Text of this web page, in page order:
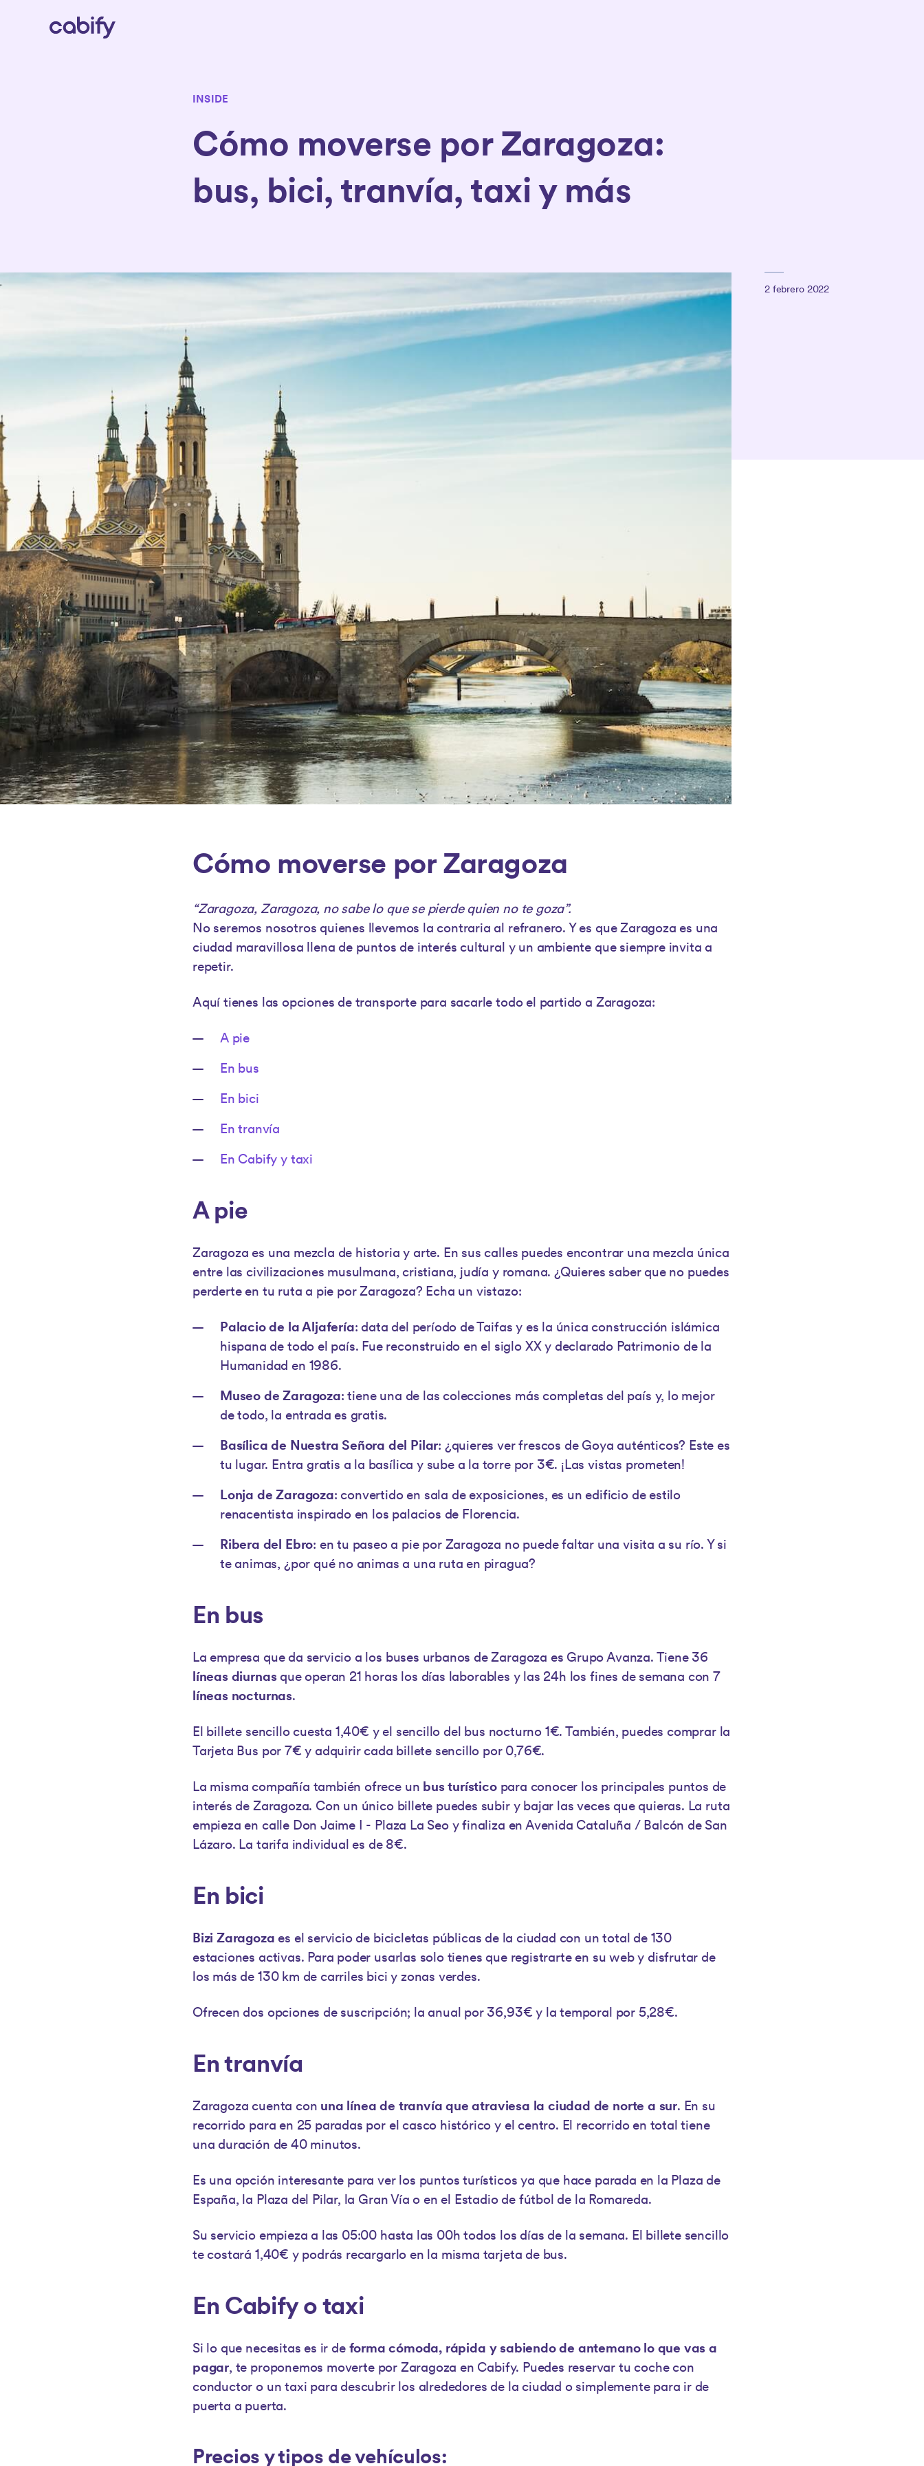
INSIDE
Cómo moverse por Zaragoza:
bus, bici, tranvía, taxi y más
2 febrero 2022
Cómo moverse por Zaragoza
“Zaragoza, Zaragoza, no sabe lo que se pierde quien no te goza”.
No seremos nosotros quienes llevemos la contraria al refranero. Y es que Zaragoza es una
ciudad maravillosa llena de puntos de interés cultural y un ambiente que siempre invita a
repetir.
Aquí tienes las opciones de transporte para sacarle todo el partido a Zaragoza:
A pie
En bus
En bici
En tranvía
En Cabify y taxi
A pie
Zaragoza es una mezcla de historia y arte. En sus calles puedes encontrar una mezcla única
entre las civilizaciones musulmana, cristiana, judía y romana. ¿Quieres saber que no puedes
perderte en tu ruta a pie por Zaragoza? Echa un vistazo:
Palacio de la Aljafería: data del período de Taifas y es la única construcción islámica
hispana de todo el país. Fue reconstruido en el siglo XX y declarado Patrimonio de la
Humanidad en 1986.
Museo de Zaragoza: tiene una de las colecciones más completas del país y, lo mejor
de todo, la entrada es gratis.
Basílica de Nuestra Señora del Pilar: ¿quieres ver frescos de Goya auténticos? Este es
tu lugar. Entra gratis a la basílica y sube a la torre por 3€. ¡Las vistas prometen!
Lonja de Zaragoza: convertido en sala de exposiciones, es un edificio de estilo
renacentista inspirado en los palacios de Florencia.
Ribera del Ebro: en tu paseo a pie por Zaragoza no puede faltar una visita a su río. Y si
te animas, ¿por qué no animas a una ruta en piragua?
En bus
La empresa que da servicio a los buses urbanos de Zaragoza es Grupo Avanza. Tiene 36
líneas diurnas que operan 21 horas los días laborables y las 24h los fines de semana con 7
líneas nocturnas.
El billete sencillo cuesta 1,40€ y el sencillo del bus nocturno 1€. También, puedes comprar la
Tarjeta Bus por 7€ y adquirir cada billete sencillo por 0,76€.
La misma compañía también ofrece un bus turísticopara conocer los principales puntos de
interés de Zaragoza. Con un único billete puedes subir y bajar las veces que quieras. La ruta
empieza en calle Don Jaime I - Plaza La Seo y finaliza en Avenida Cataluña / Balcón de San
Lázaro. La tarifa individual es de 8€.
En bici
Bizi Zaragoza es el servicio de bicicletas públicas de la ciudad con un total de 130
estaciones activas. Para poder usarlas solo tienes que registrarte en su web y disfrutar de
los más de 130 km de carriles bici y zonas verdes.
Ofrecen dos opciones de suscripción; la anual por 36,93€ y la temporal por 5,28€.
En tranvía
Zaragoza cuenta con una línea de tranvía que atraviesa la ciudad de norte a sur. En su
recorrido para en 25 paradas por el casco histórico y el centro. El recorrido en total tiene
una duración de 40 minutos.
Es una opción interesante para ver los puntos turísticos ya que hace parada en la Plaza de
España, la Plaza del Pilar, la Gran Vía o en el Estadio de fútbol de la Romareda.
Su servicio empieza a las 05:00 hasta las 00h todos los días de la semana. El billete sencillo
te costará 1,40€ y podrás recargarlo en la misma tarjeta de bus.
En Cabify o taxi
Si lo que necesitas es ir de forma cómoda, rápida y sabiendo de antemano lo que vas a
pagar, te proponemos moverte por Zaragoza en Cabify. Puedes reservar tu coche con
conductor o un taxi para descubrir los alrededores de la ciudad o simplemente para ir de
puerta a puerta.
Precios y tipos de vehículos: